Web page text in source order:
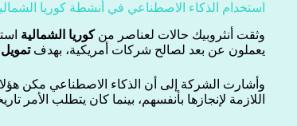
استخدام الذكاء الاصطناعي في أنشطة كوريا
وثقت أنثروبيك حالات لعناصر منكوريا الشمالية
يعملون عن بعد لصالح شركات أمريكية، بهدف
وأشارت الشركة إلى أن الذكاء الاصطناعي مكن
اللازمة لإنجازها بأنفسهم، بينما كان يتطلب الأمر